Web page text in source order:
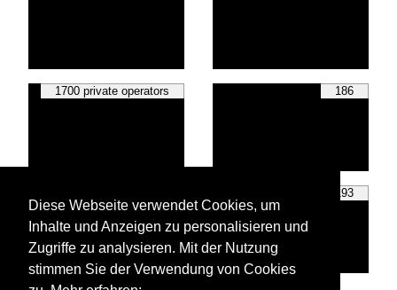
1700 private operators 186
193
Diese Webseite verwendet Cookies, um
Inhalte und Anzeigen zu personalisieren und
Zugriffe zu analysieren. Mit der Nutzung
stimmen Sie der Verwendung von Cookies